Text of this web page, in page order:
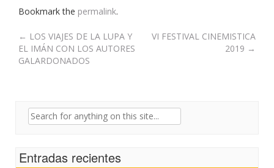
Bookmark the permalink.
Post
navigation
← LOS VIAJES DE LA LUPA Y
EL IMÁN CON LOS AUTORES
GALARDONADOS
VI FESTIVAL CINEMISTICA
2019 →
Search
Entradas recientes